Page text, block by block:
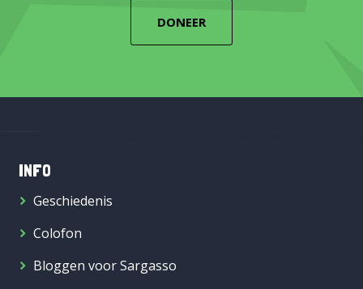
DONEER
INFO
Geschiedenis
Colofon
Bloggen voor Sargasso